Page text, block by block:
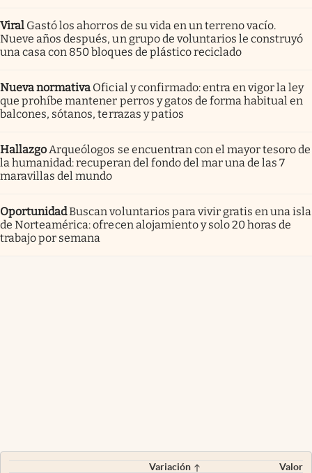
Viral Gastó los ahorros de su vida en un terreno vacío.
Nueve años después, un grupo de voluntarios le construyó
una casa con 850 bloques de plástico reciclado
Nueva normativa Oficial y confirmado: entra en vigor la ley
que prohíbe mantener perros y gatos de forma habitual en
balcones, sótanos, terrazas y patios
Hallazgo Arqueólogos se encuentran con el mayor tesoro de
la humanidad: recuperan del fondo del mar una de las 7
maravillas del mundo
OportunidadBuscan voluntarios para vivir gratis en una isla
de Norteamérica: ofrecen alojamiento y solo 20 horas de
trabajo por semana
Variación
Valor